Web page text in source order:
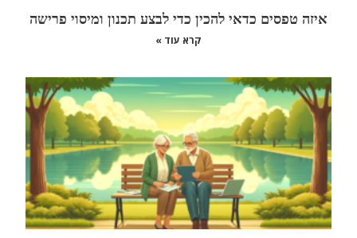
איזה טפסים כדאי להכין כדי לבצע תכנון ומיסוי פרישה
קרא עוד »